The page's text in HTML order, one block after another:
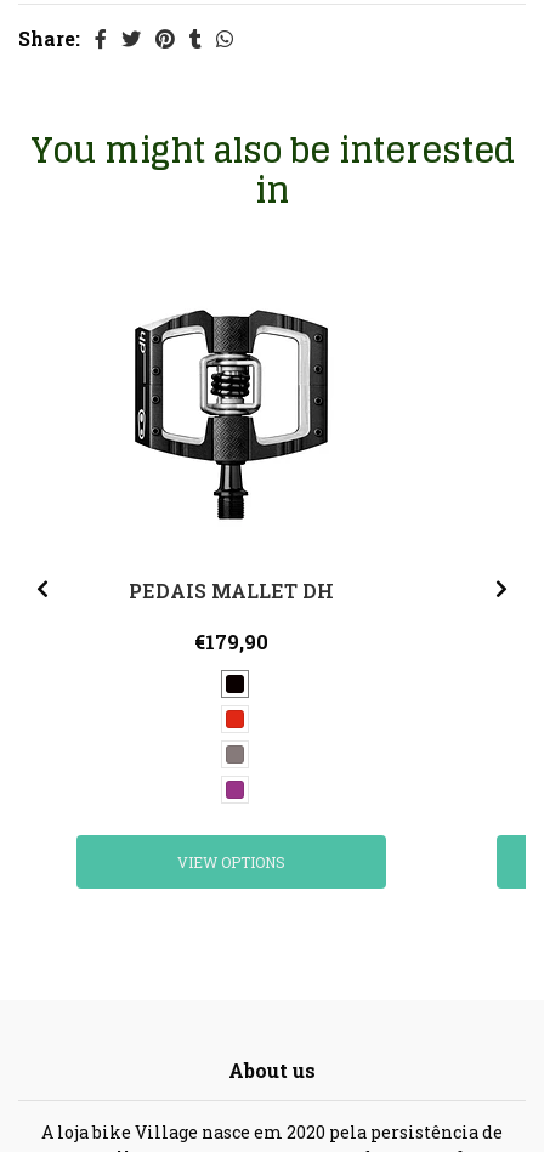
Share:
You might also be interested
in
PEDAIS MALLET DH
€179,90
VIEW OPTIONS
About us
A loja bike Village nasce em 2020 pela persistência de